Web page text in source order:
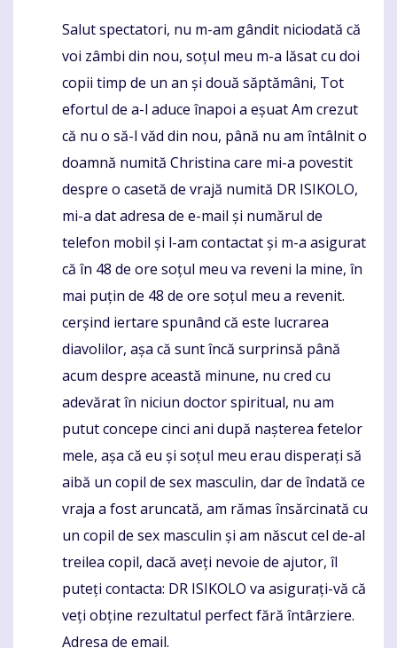
Komentaras
Salut spectatori, nu m-am gândit niciodată că
voi zâmbi din nou, soțul meu m-a lăsat cu doi
copii timp de un an și două săptămâni, Tot
efortul de a-l aduce înapoi a eșuat Am crezut
că nu o să-l văd din nou, până nu am întâlnit o
doamnă numită Christina care mi-a povestit
despre o casetă de vrajă numită DR ISIKOLO,
mi-a dat adresa de e-mail și numărul de
telefon mobil și l-am contactat și m-a asigurat
că în 48 de ore soțul meu va reveni la mine, în
mai puțin de 48 de ore soțul meu a revenit.
cerșind iertare spunând că este lucrarea
diavolilor, așa că sunt încă surprinsă până
acum despre această minune, nu cred cu
adevărat în niciun doctor spiritual, nu am
putut concepe cinci ani după nașterea fetelor
mele, așa că eu și soțul meu erau disperați să
aibă un copil de sex masculin, dar de îndată ce
vraja a fost aruncată, am rămas însărcinată cu
un copil de sex masculin și am născut cel de-al
treilea copil, dacă aveți nevoie de ajutor, îl
puteți contacta: DR ISIKOLO va asigurați-vă că
veți obține rezultatul perfect fără întârziere.
Adresa de email.